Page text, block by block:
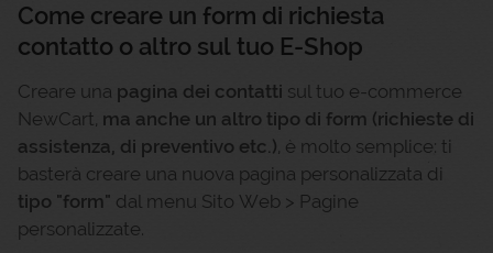
Come creare un form di richiesta
contatto o altro sul tuo E-Shop
Creare una pagina dei contatti sul tuo e-commerce
NewCart, ma anche un altro tipo di form (richieste di
assistenza, di preventivo etc.) , è molto semplice: ti
basterà creare una nuova pagina personalizzata di
tipo "form" dal menu Sito Web > Pagine
personalizzate.